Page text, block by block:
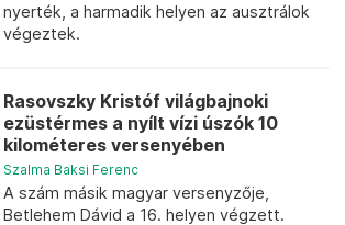
nyerték, a harmadik helyen az ausztrálok
végeztek.
Rasovszky Kristóf világbajnoki
ezüstérmes a nyílt vízi úszók 10
kilométeres versenyében
Szalma Baksi Ferenc
A szám másik magyar versenyzője,
Betlehem Dávid a 16. helyen végzett.